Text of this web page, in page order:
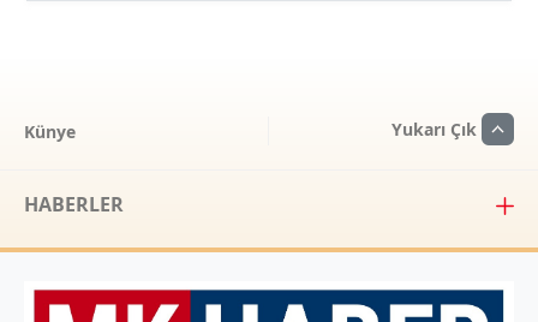
Künye Yukarı Çık
HABERLER